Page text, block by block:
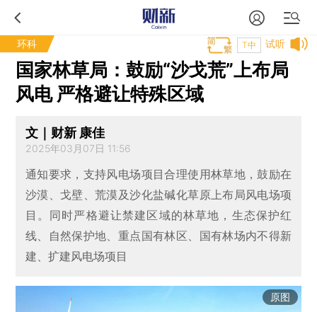
环科 试听
T中
国家林草局：鼓励“沙戈荒”上布局
风电 严格避让特殊区域
文｜财新 康佳
2025年03月07日 11:56
通知要求，支持风电场项目合理使用林草地，鼓励在
沙漠、戈壁、荒漠及沙化盐碱化草原上布局风电场项
目。同时严格避让禁建区域的林草地，生态保护红
线、自然保护地、重点国有林区、国有林场内不得新
建、扩建风电场项目
原图